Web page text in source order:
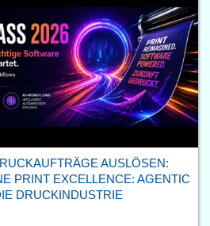
AUSLÖSEN:
PRINT EXCELLENCE: AGENTIC
DRUCKINDUSTRIE